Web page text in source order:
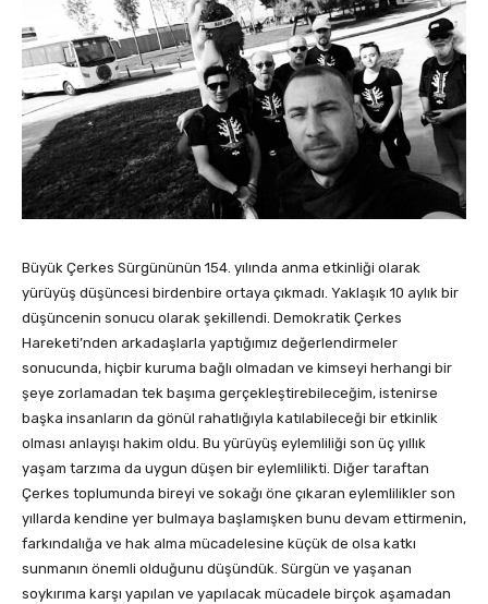
Büyük Çerkes Sürgününün 154. yılında anma etkinliği olarak
yürüyüş düşüncesi birdenbire ortaya çıkmadı. Yaklaşık 10 aylık bir
düşüncenin sonucu olarak şekillendi. Demokratik Çerkes
Hareketi’nden arkadaşlarla yaptığımız değerlendirmeler
sonucunda, hiçbir kuruma bağlı olmadan ve kimseyi herhangi bir
şeye zorlamadan tek başıma gerçekleştirebileceğim, istenirse
başka insanların da gönül rahatlığıyla katılabileceği bir etkinlik
olması anlayışı hakim oldu. Bu yürüyüş eylemliliği son üç yıllık
yaşam tarzıma da uygun düşen bir eylemlilikti. Diğer taraftan
Çerkes toplumunda bireyi ve sokağı öne çıkaran eylemlilikler son
yıllarda kendine yer bulmaya başlamışken bunu devam ettirmenin,
farkındalığa ve hak alma mücadelesine küçük de olsa katkı
sunmanın önemli olduğunu düşündük. Sürgün ve yaşanan
soykırıma karşı yapılan ve yapılacak mücadele birçok aşamadan